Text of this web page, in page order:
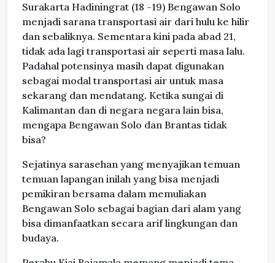
Surakarta Hadiningrat (18 -19) Bengawan Solo
menjadi sarana transportasi air dari hulu ke hilir
dan sebaliknya. Sementara kini pada abad 21,
tidak ada lagi transportasi air seperti masa lalu.
Padahal potensinya masih dapat digunakan
sebagai modal transportasi air untuk masa
sekarang dan mendatang. Ketika sungai di
Kalimantan dan di negara negara lain bisa,
mengapa Bengawan Solo dan Brantas tidak
bisa?
Sejatinya sarasehan yang menyajikan temuan
temuan lapangan inilah yang bisa menjadi
pemikiran bersama dalam memuliakan
Bengawan Solo sebagai bagian dari alam yang
bisa dimanfaatkan secara arif lingkungan dan
budaya.